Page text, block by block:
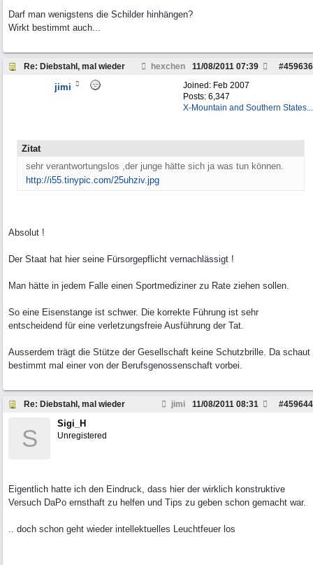
Darf man wenigstens die Schilder hinhängen?
Wirkt bestimmt auch...
Re: Diebstahl, mal wieder hexchen #459636
11/08/2011 07:39
Joined: Feb 2007
Posts: 6,347
X-Mountain and Southern States...
jimi
Zitat
sehr verantwortungslos ,der junge hätte sich ja was tun können.
http://i55.tinypic.com/25uhziv.jpg
Absolut !
Der Staat hat hier seine Fürsorgepflicht vernachlässigt !
Man hätte in jedem Falle einen Sportmediziner zu Rate ziehen sollen.
So eine Eisenstange ist schwer. Die korrekte Führung ist sehr
entscheidend für eine verletzungsfreie Ausführung der Tat.
Ausserdem trägt die Stütze der Gesellschaft keine Schutzbrille. Da schaut
bestimmt mal einer von der Berufsgenossenschaft vorbei.
Re: Diebstahl, mal wieder jimi #459644
11/08/2011 08:31
S
Sigi_H
Unregistered
Eigentlich hatte ich den Eindruck, dass hier der wirklich konstruktive
Versuch DaPo ernsthaft zu helfen und Tips zu geben schon gemacht war.
.. doch schon geht wieder intellektuelles Leuchtfeuer los